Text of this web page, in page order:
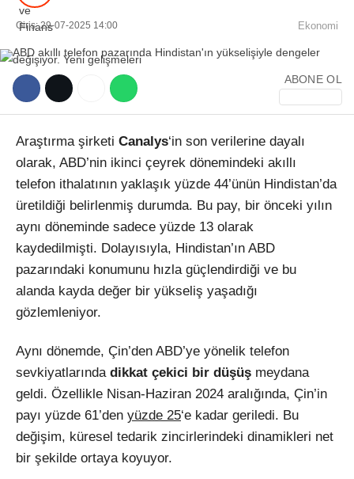
Instagram
Giriş: 29-07-2025 14:00 Ekonomi
ABONE OL
Araştırma şirketi Canalys‘in son verilerine dayalı
olarak, ABD’nin ikinci çeyrek dönemindeki akıllı
telefon ithalatının yaklaşık yüzde 44’ünün Hindistan’da
üretildiği belirlenmiş durumda. Bu pay, bir önceki yılın
aynı döneminde sadece yüzde 13 olarak
kaydedilmişti. Dolayısıyla, Hindistan’ın ABD
pazarındaki konumunu hızla güçlendirdiği ve bu
alanda kayda değer bir yükseliş yaşadığı
gözlemleniyor.
Aynı dönemde, Çin’den ABD’ye yönelik telefon
sevkiyatlarında dikkat çekici bir düşüş meydana
geldi. Özellikle Nisan-Haziran 2024 aralığında, Çin’in
payı yüzde 61’den yüzde 25‘e kadar geriledi. Bu
değişim, küresel tedarik zincirlerindeki dinamikleri net
bir şekilde ortaya koyuyor.